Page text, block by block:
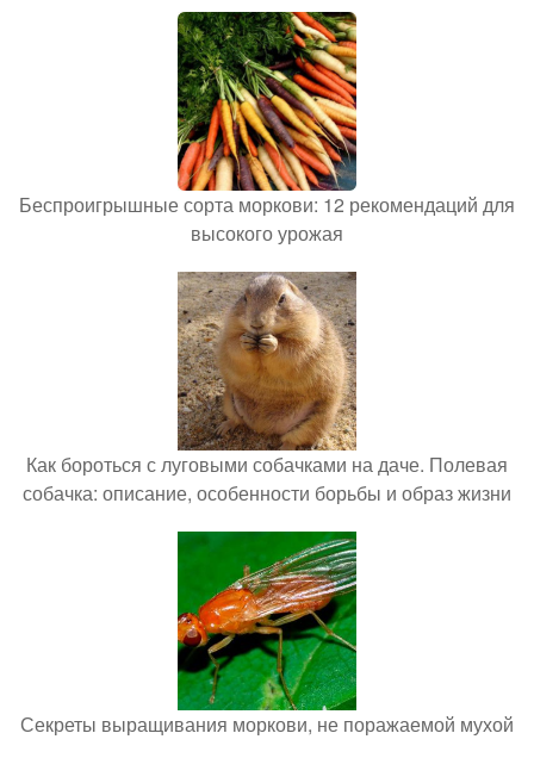
Беспроигрышные сорта моркови: 12 рекомендаций для
высокого урожая
Как бороться с луговыми собачками на даче. Полевая
собачка: описание, особенности борьбы и образ жизни
Секреты выращивания моркови, не поражаемой мухой